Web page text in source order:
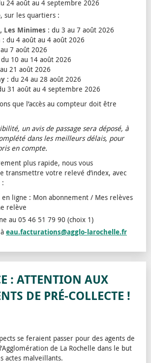
24 août au 4 septembre 2026
, sur les quartiers :
Les Minimes : du 3 au 7 août 2026
: du 4 août au 4 août 2026
7 août 2026
10 au 14 août 2026
21 août 2026
: du 24 au 28 août 2026
31 août au 4 septembre 2026
que l’accès au compteur doit être
un avis de passage sera déposé, à
dans les meilleurs délais, pour
en compte.
plus rapide, nous vous
transmettre votre relevé d’index, avec
en ligne : Mon abonnement / Mes relèves
relève
au 05 46 51 79 90 (choix 1)
eau.facturations@agglo-larochelle.fr
: ATTENTION AUX
DE PRÉ-COLLECTE !
se feraient passer pour des agents de
de La Rochelle dans le but
actes malveillants.